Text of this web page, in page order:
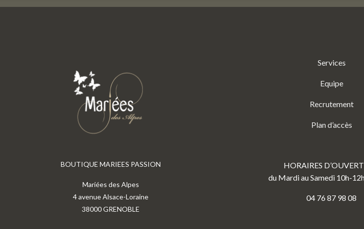
BOUTIQUE MARIEES PASSION
Mariées des Alpes
4 avenue Alsace-Loraine
38000 GRENOBLE
Services
Equipe
Recrutement
Plan d’accès
HORAIRES
du Mardi au Samedi 10h-
04 76 87 98 08